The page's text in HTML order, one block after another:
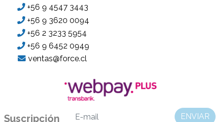
+56 9 4547 3443
+56 9 3620 0094
+56 2 3233 5954
+56 9 6452 0949
ventas@force.cl
Suscripción ENVIAR